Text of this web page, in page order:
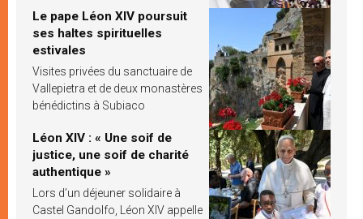
Le pape Léon XIV poursuit
ses haltes spirituelles
estivales
Visites privées du sanctuaire de
Vallepietra et de deux monastères
bénédictins à Subiaco
Léon XIV : « Une soif de
justice, une soif de charité
authentique »
Lors d’un déjeuner solidaire à
Castel Gandolfo, Léon XIV appelle